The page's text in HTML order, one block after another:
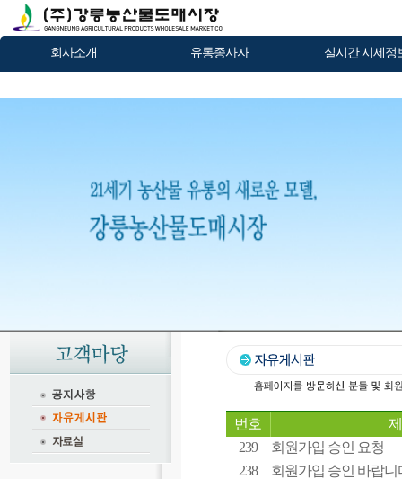
회사소개 유통종사자 실시간 시세정
번호
239
회원가입 승인 요청
238
회원가입 승인 바랍니